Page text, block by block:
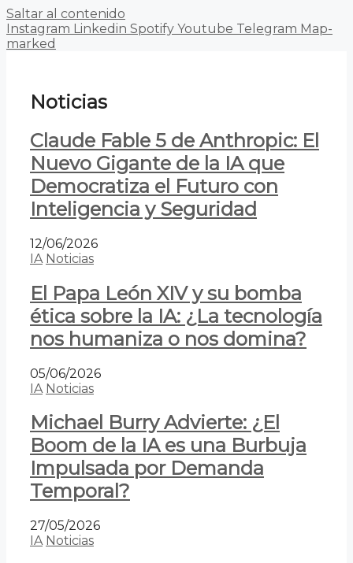
Saltar al contenido
Instagram Linkedin Spotify Youtube Telegram Map-
marked
Noticias
Claude Fable 5 de Anthropic: El
Nuevo Gigante de la IA que
Democratiza el Futuro con
Inteligencia y Seguridad
12/06/2026
IA Noticias
El Papa León XIV y su bomba
ética sobre la IA: ¿La tecnología
nos humaniza o nos domina?
05/06/2026
IA Noticias
Michael Burry Advierte: ¿El
Boom de la IA es una Burbuja
Impulsada por Demanda
Temporal?
27/05/2026
IA Noticias